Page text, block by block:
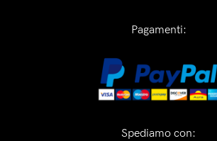
Pagamenti:
Spediamo con: